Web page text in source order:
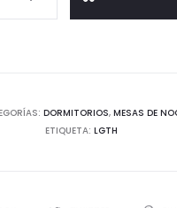
DORMITORIOS, MESAS DE
ETIQUETA: LGTH